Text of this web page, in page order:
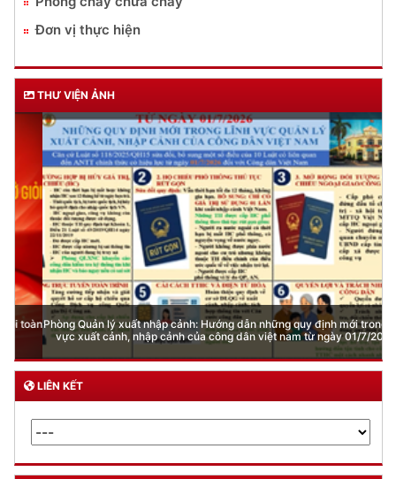
Lĩnh vực quản lý vũ khí, vật liệu nổ, công cụ hỗ trợ
Đăng ký, quản lý phương tiện giao thông cơ giới
đường bộ
Cấp thẻ Căn cước công dân
Quản lý ngành nghề kinh doanh có điều kiện
Đăng ký, quản lý con dấu
Quản lý xuất nhập cảnh
Phòng cháy chữa cháy
Đơn vị thực hiện
THƯ VIỆN ẢNH